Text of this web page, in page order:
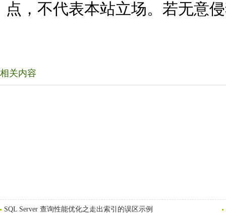
点，不代表本站立场。若无意
相关内容
SQL Server 查询性能优化之走出索引的误区示例